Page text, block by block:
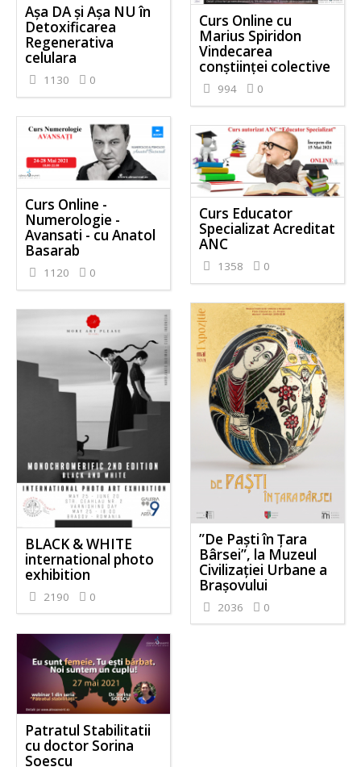
Așa DA și Așa NU în
Detoxificarea
Regenerativa
celulara
1130 0
Curs Online cu
Marius Spiridon
Vindecarea
conștiinței colective
994 0
Curs Online -
Numerologie -
Avansati - cu Anatol
Basarab
1120 0
Curs Educator
Specializat Acreditat
ANC
1358 0
”De Paști în Țara
Bârsei”, la Muzeul
Civilizației Urbane a
Brașovului
2036 0
BLACK & WHITE
international photo
exhibition
2190 0
Patratul Stabilitatii
cu doctor Sorina
Soescu